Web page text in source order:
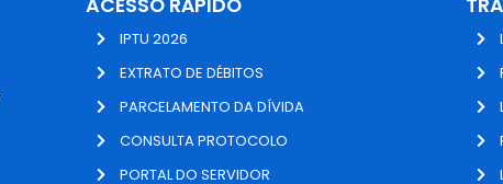
ACESSO RÁPIDO
IPTU 2026
EXTRATO DE DÉBITOS
PARCELAMENTO DA DÍVIDA
CONSULTA PROTOCOLO
PORTAL DO SERVIDOR